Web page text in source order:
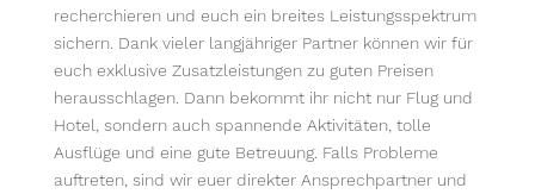
recherchieren und euch ein breites Leistungsspektrum
sichern. Dank vieler langjähriger Partner können wir für
euch exklusive Zusatzleistungen zu guten Preisen
herausschlagen. Dann bekommt ihr nicht nur Flug und
Hotel, sondern auch spannende Aktivitäten, tolle
Ausflüge und eine gute Betreuung. Falls Probleme
auftreten, sind wir euer direkter Ansprechpartner und